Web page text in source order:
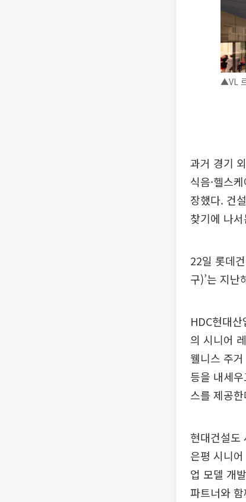
▲VL
과거 경기
식음·헬스
장했다. 건
찾기에 나
22일 롯데
구)’는 지
HDC현대
의 시니어
웰니스 주
등을 내세
스를 제공
현대건설도
은평 시니
업 모델 개
파트너와